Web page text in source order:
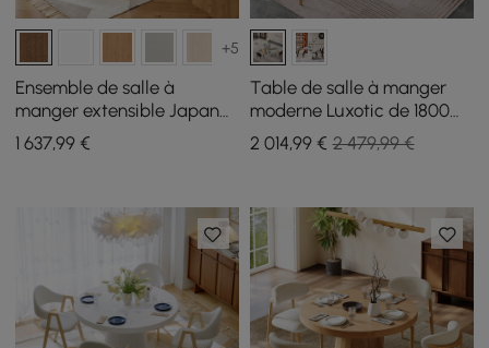
+5
Ensemble de salle à
manger extensible Japandi
de 39 à 55 pouces avec 4
chaises
1 637,99 €
Table de salle à manger
moderne Luxotic de 1800
mm avec dessus en pierre
avec 6 chaises en or
2 014,99€ 2 479,99 €